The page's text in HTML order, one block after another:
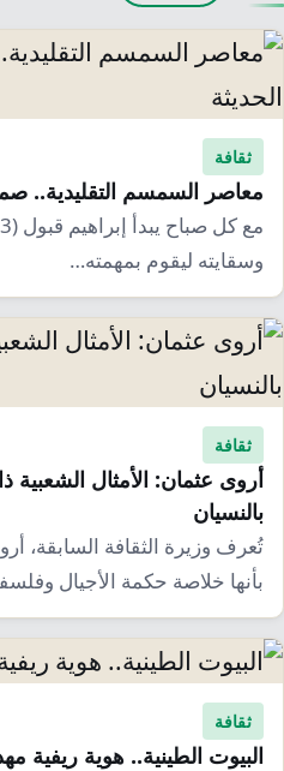
ثقافة
معاصر السمسم التقليدية..
وسقايته ليقوم بمهمته…
ثقافة
أروى عثمان: الأمثال الشعبية
بالنسيان
تُعرف وزيرة الثقافة السابقة،
بأنها خلاصة حكمة الأجيال
ثقافة
البيوت الطينية.. هوية ريفية